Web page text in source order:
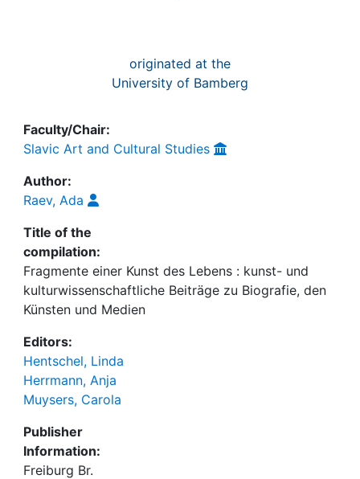
originated at the
University of Bamberg
Faculty/Chair:
Slavic Art and Cultural Studies
Author:
Raev, Ada
Title of the
compilation:
Fragmente einer Kunst des Lebens : kunst- und
kulturwissenschaftliche Beiträge zu Biografie, den
Künsten und Medien
Editors:
Hentschel, Linda
Herrmann, Anja
Muysers, Carola
Publisher
Information:
Freiburg Br.